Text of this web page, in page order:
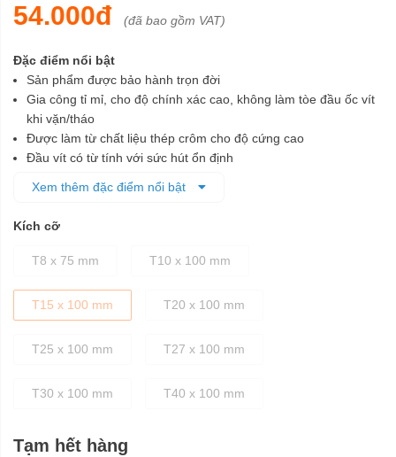
54.000đ (đã bao gồm VAT)
Đặc điểm nổi bật
Sản phẩm được bảo hành trọn đời
Gia công tỉ mỉ, cho độ chính xác cao, không làm tòe đầu ốc vít
khi vặn/tháo
Được làm từ chất liệu thép crôm cho độ cứng cao
Đầu vít có từ tính với sức hút ổn định
Xem thêm đặc điểm nổi bật
Kích cỡ
T8 x 75 mm T10 x 100 mm
T15 x 100 mm T20 x 100 mm
T25 x 100 mm T27 x 100 mm
T30 x 100 mm T40 x 100 mm
Tạm hết hàng